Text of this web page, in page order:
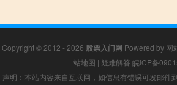
Copyright © 2012 - 2026 股票入门网 Powered by 网
站地图 | 疑难解答 皖ICP备
声明：本站内容来自互联网，如信息有错误可发邮件